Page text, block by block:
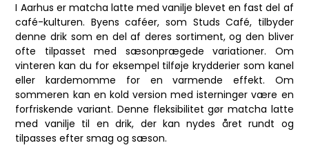
I Aarhus er matcha latte med vanilje blevet en fast del af
café-kulturen. Byens caféer, som Studs Café, tilbyder
denne drik som en del af deres sortiment, og den bliver
ofte tilpasset med sæsonprægede variationer. Om
vinteren kan du for eksempel tilføje krydderier som kanel
eller kardemomme for en varmende effekt. Om
sommeren kan en kold version med isterninger være en
forfriskende variant. Denne fleksibilitet gør matcha latte
med vanilje til en drik, der kan nydes året rundt og
tilpasses efter smag og sæson.